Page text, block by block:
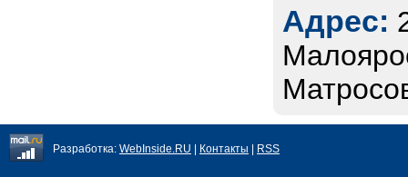
Адрес:
Разработка: WebInside.RU Контакты RSS